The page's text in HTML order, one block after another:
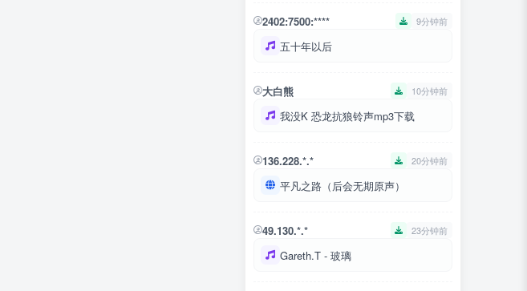
2402:7500:**** 9分钟前
五十年以后
大白熊 10分钟前
我没K 恐龙抗狼铃声mp3下载
136.228.*.* 20分钟前
平凡之路（后会无期原声）
49.130.*.* 23分钟前
Gareth.T - 玻璃